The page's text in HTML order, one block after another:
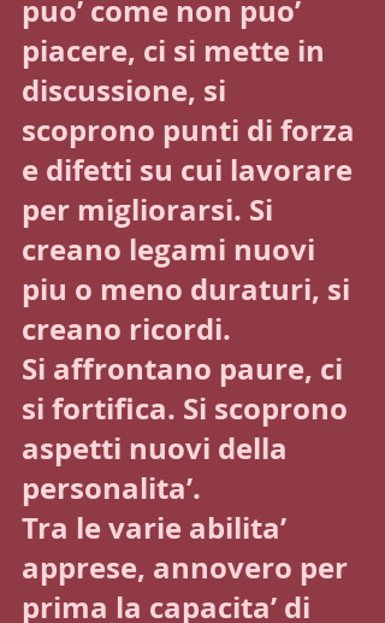
puo’ come non puo’
piacere, ci si mette in
discussione, si
scoprono punti di forza
e difetti su cui lavorare
per migliorarsi. Si
creano legami nuovi
piu o meno duraturi, si
creano ricordi.
Si affrontano paure, ci
si fortifica. Si scoprono
aspetti nuovi della
personalita’.
Tra le varie abilita’
apprese, annovero per
prima la capacita’ di